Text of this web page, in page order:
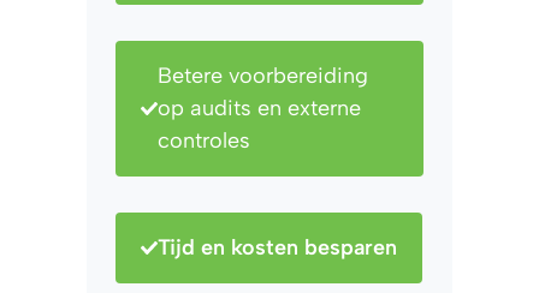
Betere voorbereiding
op audits en externe
controles
Tijd en kosten besparen